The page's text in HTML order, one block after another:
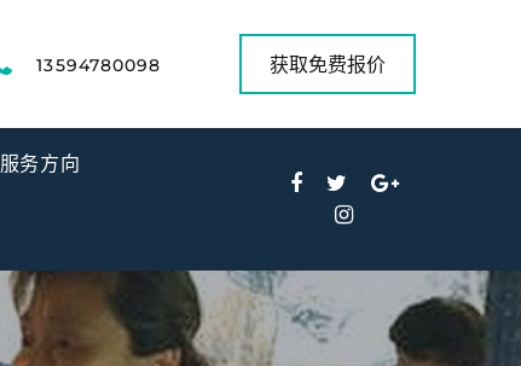
13594780098 获取免费报价
服务方向